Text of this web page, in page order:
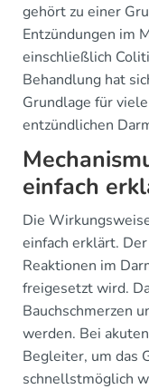
gehört zu einer
Entzündungen im
einschließlich
Behandlung hat
Grundlage für
entzündlichen
einfach
Die
einfach erklärt.
Reaktionen im
freigesetzt wird.
Bauchschmerzen
werden. Bei
Begleiter, um das
schnellstmöglich